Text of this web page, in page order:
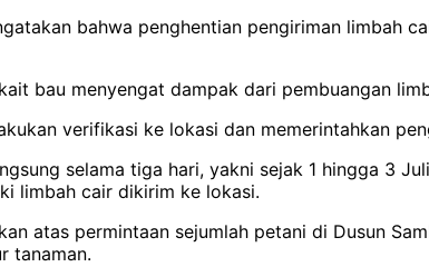
bahwa penghentian pengiriman limbah
bau menyengat dampak dari pembuangan
verifikasi ke lokasi dan memerintahkan
selama tiga hari, yakni sejak 1 hingga 3
limbah cair dikirim ke lokasi.
atas permintaan sejumlah petani di Dusun
tanaman.